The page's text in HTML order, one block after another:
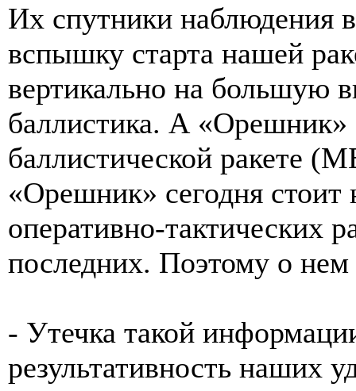
Их спутники наблюдения
вспышку старта нашей
вертикально на большую
баллистика. А «Орешник»
баллистической ракете
«Орешник» сегодня
оперативно-тактических
последних. Поэтому о
- Утечка такой
результативность наших